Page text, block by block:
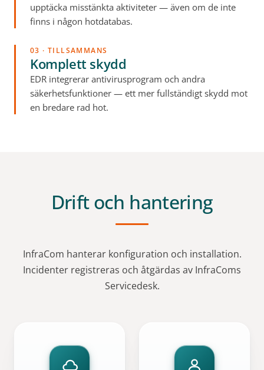
upptäcka misstänkta aktiviteter — även om de inte
finns i någon hotdatabas.
03 · TILLSAMMANS
Komplett skydd
EDR integrerar antivirusprogram och andra
säkerhetsfunktioner — ett mer fullständigt skydd mot
en bredare rad hot.
Drift och hantering
InfraCom hanterar konfiguration och installation.
Incidenter registreras och åtgärdas av InfraComs
Servicedesk.